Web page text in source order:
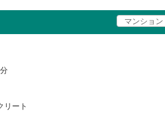
マンション
リート